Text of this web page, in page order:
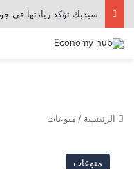
سيدبك تؤكد ريادتها في
الرئيسية / منوعات
منوعات